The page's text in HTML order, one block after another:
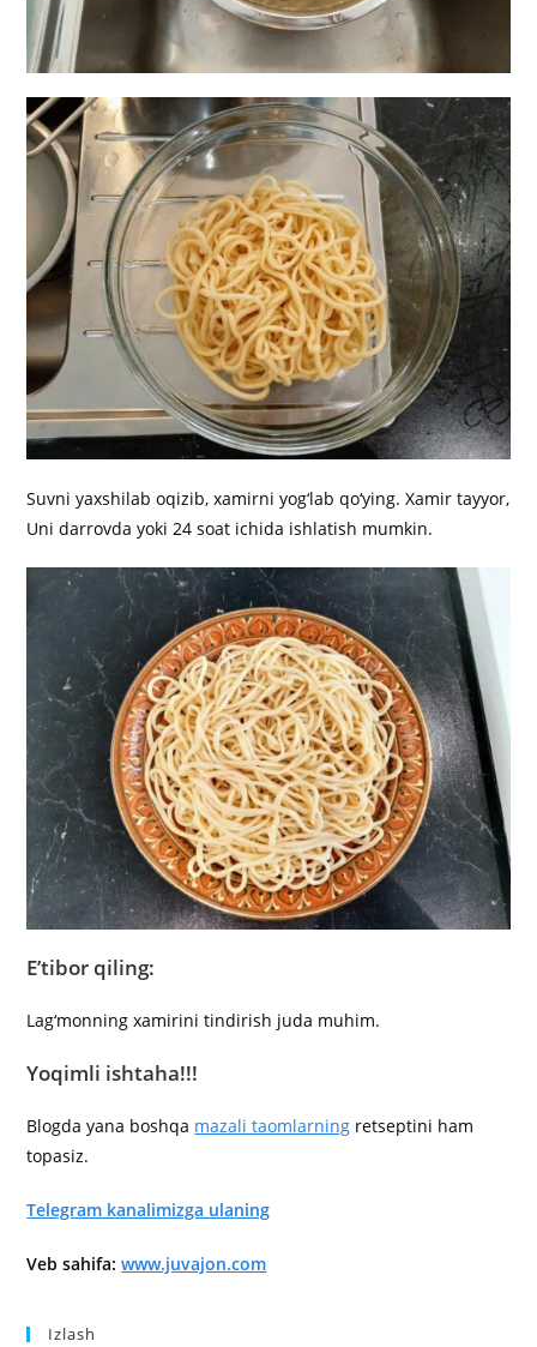
Suvni yaxshilab oqizib, xamirni yog‘lab qo‘ying. Xamir tayyor,
Uni darrovda yoki 24 soat ichida ishlatish mumkin.
E’tibor qiling:
Lag‘monning xamirini tindirish juda muhim.
Yoqimli ishtaha!!!
Blogda yana boshqa mazali taomlarning retseptini ham
topasiz.
Telegram kanalimizga ulaning
Veb sahifa:www.juvajon.com
Izlash